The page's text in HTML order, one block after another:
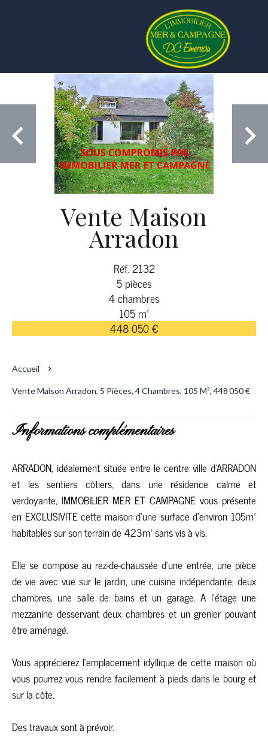
Vente Maison
Arradon
Réf. 2132
5 pièces
4 chambres
105 m²
448 050 €
Accueil
Vente Maison Arradon, 5 Pièces, 4 Chambres, 105 M², 448 050 €
Informations complémentaires
ARRADON, idéalement située entre le centre ville d'ARRADON
et les sentiers côtiers, dans une résidence calme et
verdoyante, IMMOBILIER MER ET CAMPAGNE vous présente
en EXCLUSIVITE cette maison d'une surface d'environ 105m²
habitables sur son terrain de 423m² sans vis à vis.
Elle se compose au rez-de-chaussée d'une entrée, une pièce
de vie avec vue sur le jardin, une cuisine indépendante, deux
chambres, une salle de bains et un garage. A l'étage une
mezzanine desservant deux chambres et un grenier pouvant
être aménagé.
Vous apprécierez l'emplacement idyllique de cette maison où
vous pourrez vous rendre facilement à pieds dans le bourg et
sur la côte.
Des travaux sont à prévoir.